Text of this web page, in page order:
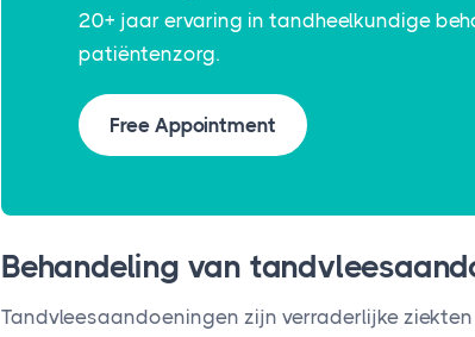
20+ jaar ervaring in tandheelkundige
patiëntenzorg.
Free Appointment
Behandeling van
Tandvleesaandoeningen zijn verraderlijke